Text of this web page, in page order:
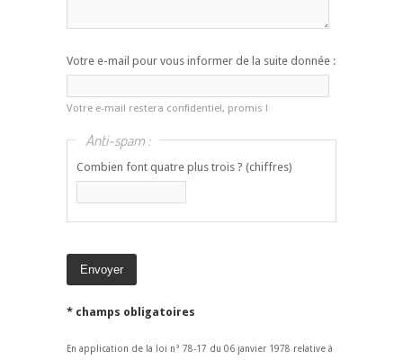
Votre e-mail pour vous informer de la suite donnée :
Votre e-mail restera confidentiel, promis !
Anti-spam :
Combien font quatre plus trois ? (chiffres)
* champs obligatoires
En application de la loi n° 78-17 du 06 janvier 1978 relative à